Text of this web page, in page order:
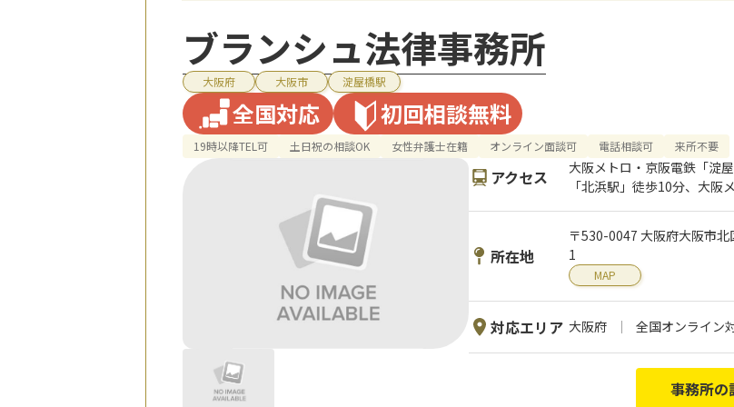
ブランシュ法律事務所
大阪府 大阪市 淀屋橋駅
全国対応 初回相談無料
19時以降TEL可 土日祝の相談OK 女性弁護士在籍 オンライン面談可 電話相談可 来所不要
アクセス
大阪メトロ・京阪電鉄「淀
「北浜駅」徒歩10分、大阪
所在地
〒530-0047 大阪府大阪市
1
MAP
対応エリア 大阪府 全国オンライン
事務所の